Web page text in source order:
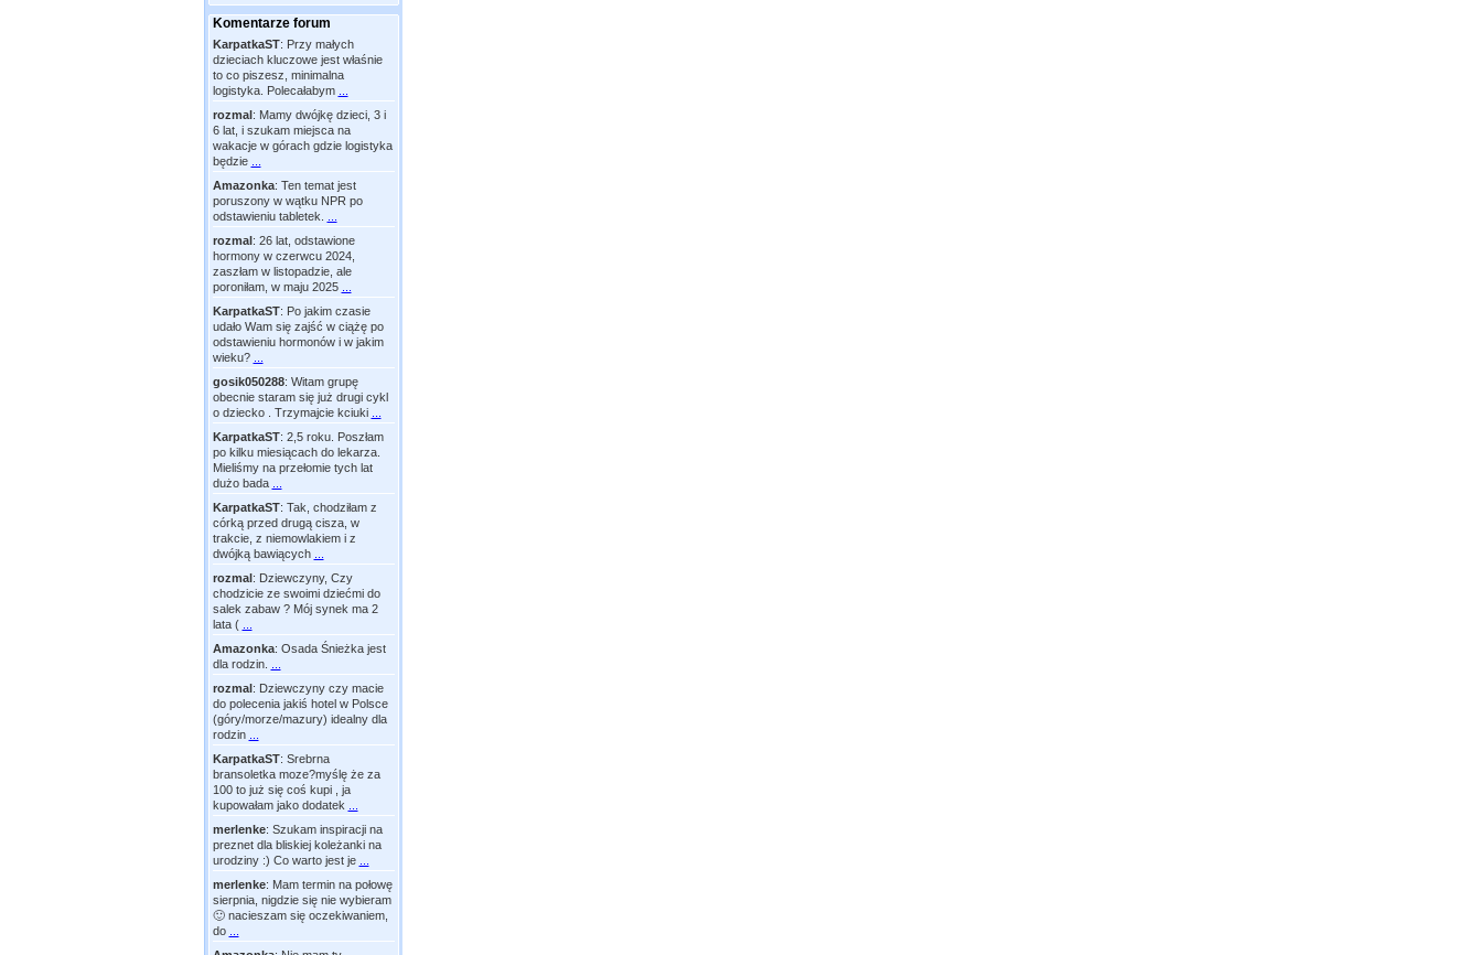
Komentarze forum
KarpatkaST: Przy małych
dzieciach kluczowe jest właśnie
to co piszesz, minimalna
logistyka. Polecałabym
rozmal: Mamy dwójkę dzieci, 3 i
6 lat, i szukam miejsca na
wakacje w górach gdzie logistyka
będzie
Amazonka: Ten temat jest
poruszony w wątku NPR po
odstawieniu tabletek.
rozmal: 26 lat, odstawione
hormony w czerwcu 2024,
zaszłam w listopadzie, ale
poroniłam, w maju 2025
KarpatkaST: Po jakim czasie
udało Wam się zajść w ciążę po
odstawieniu hormonów i w jakim
wieku?
gosik050288: Witam grupę
obecnie staram się już drugi cykl
o dziecko . Trzymajcie kciuki
KarpatkaST: 2,5 roku. Poszłam
po kilku miesiącach do lekarza.
Mieliśmy na przełomie tych lat
dużo bada
KarpatkaST: Tak, chodziłam z
córką przed drugą cisza, w
trakcie, z niemowlakiem i z
dwójką bawiących
rozmal: Dziewczyny, Czy
chodzicie ze swoimi dziećmi do
salek zabaw ? Mój synek ma 2
lata (
Amazonka: Osada Śnieżka jest
dla rodzin.
rozmal: Dziewczyny czy macie
do polecenia jakiś hotel w Polsce
(góry/morze/mazury) idealny dla
rodzin
KarpatkaST: Srebrna
bransoletka moze?myślę że za
100 to już się coś kupi , ja
kupowałam jako dodatek
merlenke: Szukam inspiracji na
preznet dla bliskiej koleżanki na
urodziny :) Co warto jest je
merlenke: Mam termin na połowę
sierpnia, nigdzie się nie wybieram
🙂 nacieszam się oczekiwaniem,
do